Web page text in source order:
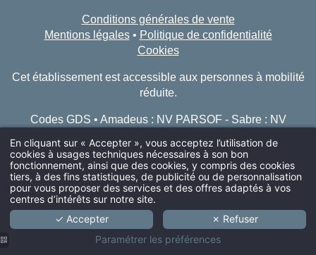
Conditions générales de vente
Mentions légales• Politique de confidentialité
Cookies
Cet établissement est accessible aux personnes à mobilité
réduite.
Codes GDS • Amadeus : NV PARSOF - Sabre : NV
CDGSO - Pegasus : NV 31810
Hôtel Pilgrim
Hôtel St Julien
Hôtel Amista Grand hôtel Français
ARRIVÉE
ADULTES
En cliquant sur « Accepter », vous acceptez l’utilisation de
cookies à usages techniques nécessaires à son bon
fonctionnement, ainsi que des cookies, y compris des cookies
tiers, à des fins statistiques, de publicité ou de personnalisation
pour vous proposer des services et des offres adaptés à vos
centres d’intérêts sur notre site.
✓ Accepter
✗ Refuser
Paramétrer les préférences